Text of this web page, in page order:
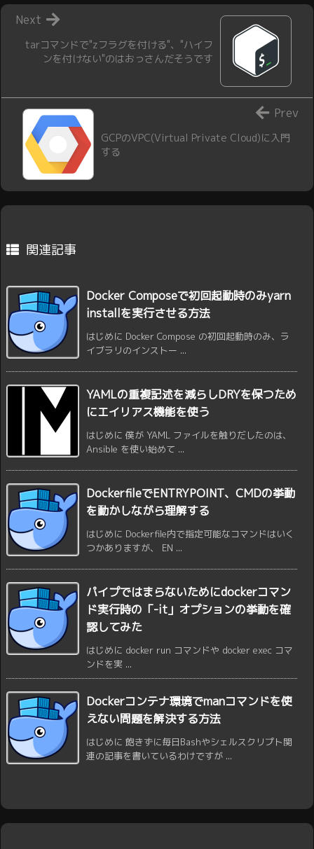
tarコマンドで"zフラグを付ける"、"ハイフ
ンを付けない"のはおっさんだそうです
Next
GCPのVPC(Virtual Private Cloud)に入門
する
Prev
関連記事
Docker Composeで初回起動時のみyarn
installを実行させる方法
はじめに Docker Compose の初回起動時のみ、ラ
イブラリのインストー ...
YAMLの重複記述を減らしDRYを保つため
にエイリアス機能を使う
はじめに 僕が YAML ファイルを触りだしたのは、
Ansible を使い始めて ...
DockerfileでENTRYPOINT、CMDの挙動
を動かしながら理解する
はじめに Dockerfile内で指定可能なコマンドはいく
つかありますが、 EN ...
パイプではまらないためにdockerコマン
ド実行時の「-it」オプションの挙動を確
認してみた
はじめに docker run コマンドや docker exec コマ
ンドを実 ...
Dockerコンテナ環境でmanコマンドを使
えない問題を解決する方法
はじめに 飽きずに毎日Bashやシェルスクリプト関
連の記事を書いているわけですが ...